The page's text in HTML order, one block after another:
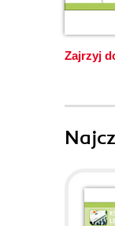
Zajrzyj